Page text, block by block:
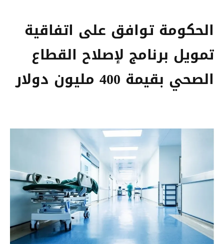
الحكومة توافق على اتفاقية
تمويل برنامج لإصلاح القطاع
الصحي بقيمة 400 مليون دولار